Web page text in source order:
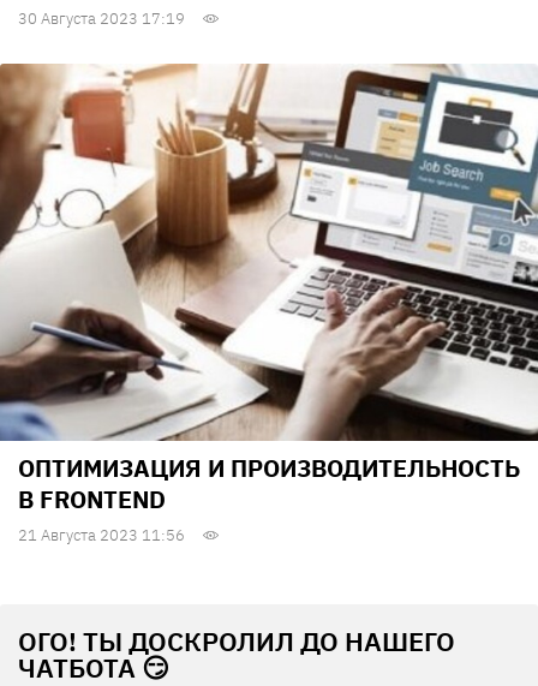
30 Августа 2023 17:19
ОПТИМИЗАЦИЯ И ПРОИЗВОДИТЕЛЬНОСТЬ
В FRONTEND
21 Августа 2023 11:56
ОГО! ТЫ ДОСКРОЛИЛ ДО НАШЕГО
ЧАТБОТА 😏